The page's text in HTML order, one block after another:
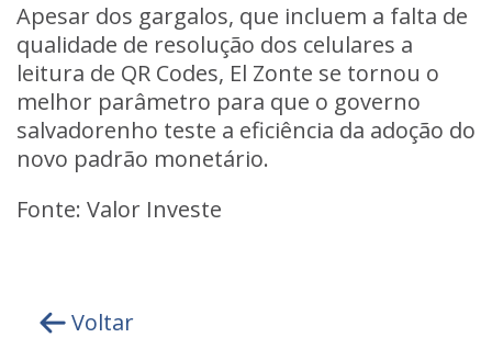
Apesar dos gargalos, que incluem a falta de
qualidade de resolução dos celulares a
leitura de QR Codes, El Zonte se tornou o
melhor parâmetro para que o governo
salvadorenho teste a eficiência da adoção do
novo padrão monetário.
Fonte: Valor Investe
Voltar